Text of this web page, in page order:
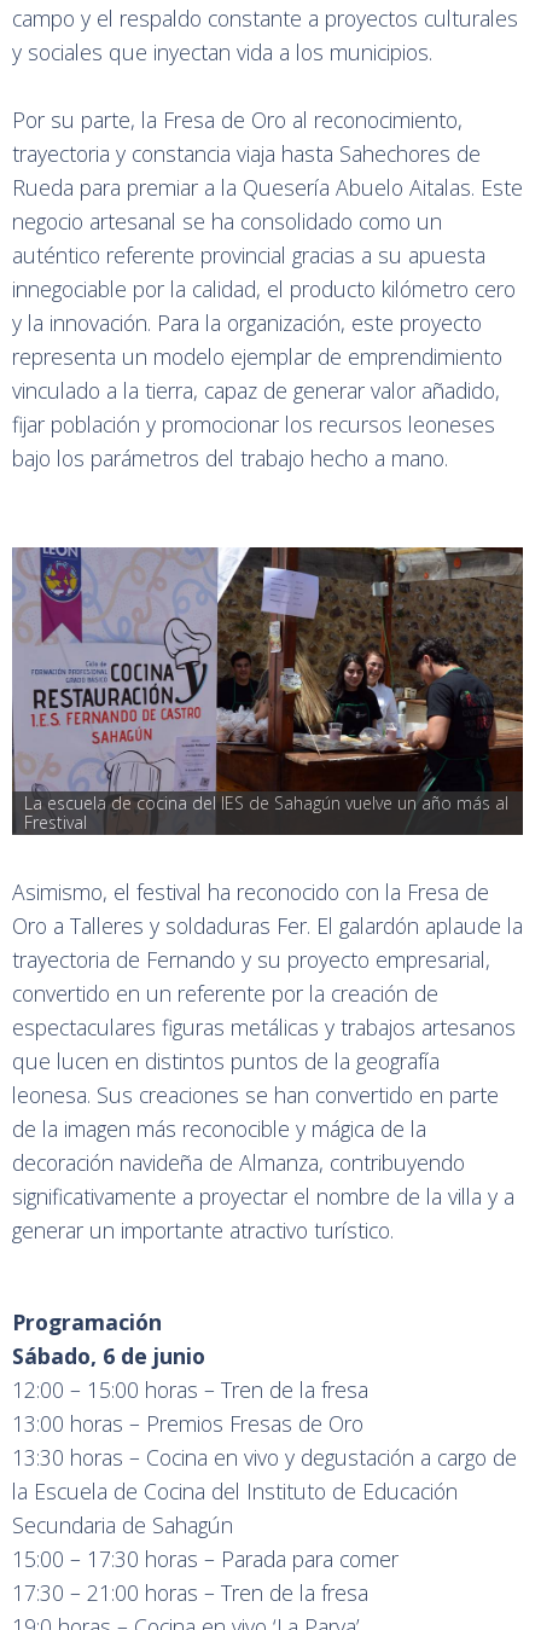
campo y el respaldo constante a proyectos culturales
y sociales que inyectan vida a los municipios.
Por su parte, la Fresa de Oro al reconocimiento,
trayectoria y constancia viaja hasta Sahechores de
Rueda para premiar a la Quesería Abuelo Aitalas. Este
negocio artesanal se ha consolidado como un
auténtico referente provincial gracias a su apuesta
innegociable por la calidad, el producto kilómetro cero
y la innovación. Para la organización, este proyecto
representa un modelo ejemplar de emprendimiento
vinculado a la tierra, capaz de generar valor añadido,
fijar población y promocionar los recursos leoneses
bajo los parámetros del trabajo hecho a mano.
La escuela de cocina del IES de Sahagún vuelve un año más al
Frestival
Asimismo, el festival ha reconocido con la Fresa de
Oro a Talleres y soldaduras Fer. El galardón aplaude la
trayectoria de Fernando y su proyecto empresarial,
convertido en un referente por la creación de
espectaculares figuras metálicas y trabajos artesanos
que lucen en distintos puntos de la geografía
leonesa. Sus creaciones se han convertido en parte
de la imagen más reconocible y mágica de la
decoración navideña de Almanza, contribuyendo
significativamente a proyectar el nombre de la villa y a
generar un importante atractivo turístico.
Programación
Sábado, 6 de junio
12:00 – 15:00 horas – Tren de la fresa
13:00 horas – Premios Fresas de Oro
13:30 horas – Cocina en vivo y degustación a cargo de
la Escuela de Cocina del Instituto de Educación
Secundaria de Sahagún
15:00 – 17:30 horas – Parada para comer
17:30 – 21:00 horas – Tren de la fresa